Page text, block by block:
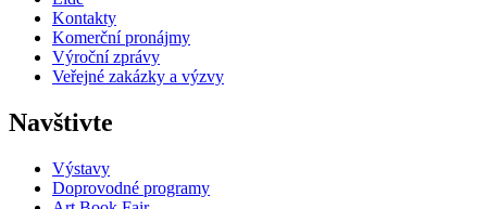
Kontakty
Komerční pronájmy
Výroční zprávy
Veřejné zakázky a výzvy
Navštivte
Výstavy
Doprovodné programy